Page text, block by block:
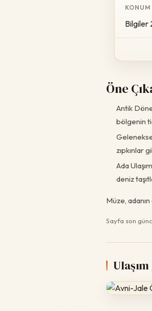
KONUM
Bilgiler
Öne
Antik
bölgenin
zıpkınlar
Ada
deniz
Müze,
Sayfa son